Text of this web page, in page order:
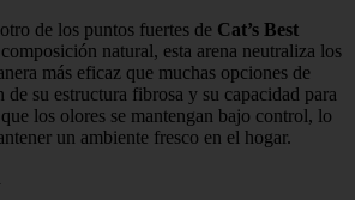
de los puntos fuertes de Cat’s Best
natural, esta arena neutraliza los
más eficaz que muchas opciones de
su estructura fibrosa y su capacidad para
los olores se mantengan bajo control, lo
un ambiente fresco en el hogar.